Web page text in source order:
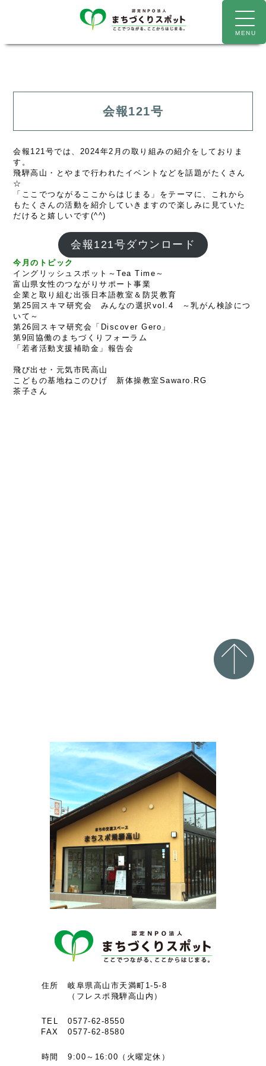
会報121号
会報121号では、2024年2月の取り組みの紹介をしておりま
す。
飛騨高山・とやまで行われたイベントなどを話題がたくさん
☆
「ここでつながるここからはじまる」をテーマに、これから
もたくさんの活動を紹介していきますので楽しみに見ていた
だけると嬉しいです(^^)
会報121号ダウンロード
今月のトピック
イングリッシュスポット～Tea Time～
富山県女性のつながりサポート事業
企業と取り組む出張日本語教室＆防災教育
第25回スキマ研究会 みんなの選択vol.4 ～乳がん検診につ
いて～
第26回スキマ研究会「Discover Gero」
第9回協働のまちづくりフォーラム
「若者活動支援補助金」報告会
飛び出せ・元気市民高山
こどもの基地ねこのひげ
新体操教室Sawaro.RG
茶子さん
住所
岐阜県高山市天満町1-5-8
（フレスポ飛騨高山内）
TEL
FAX
0577-62-8550
0577-62-8580
時間 9:00～16:00（火曜定休）